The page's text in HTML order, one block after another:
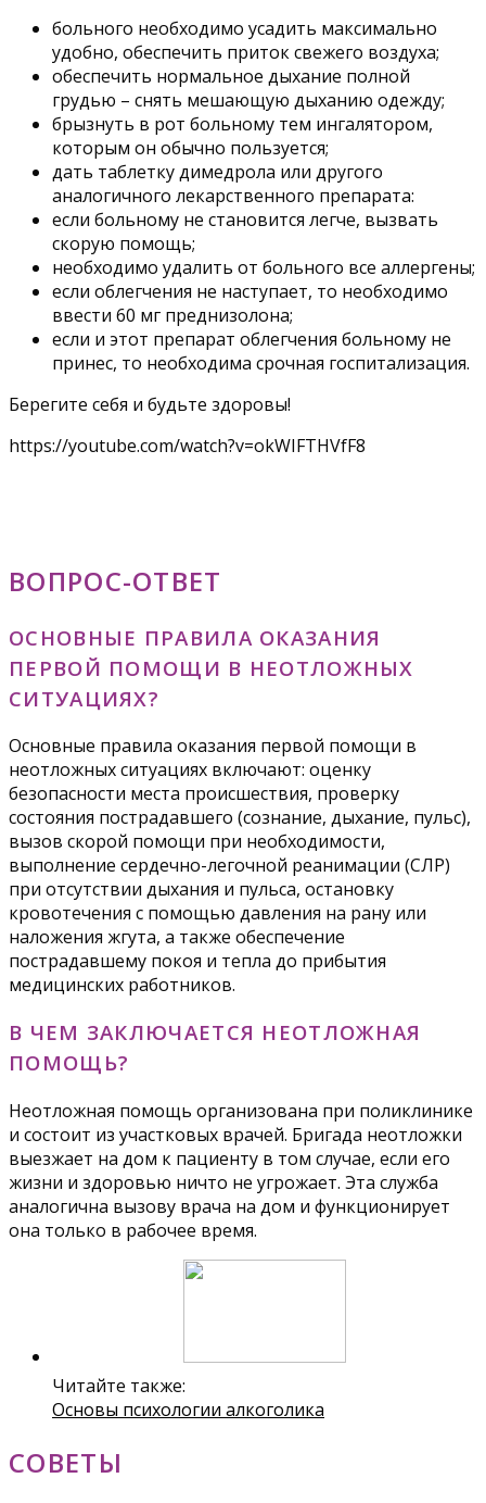
больного необходимо усадить максимально
удобно, обеспечить приток свежего воздуха;
обеспечить нормальное дыхание полной
грудью – снять мешающую дыханию одежду;
брызнуть в рот больному тем ингалятором,
которым он обычно пользуется;
дать таблетку димедрола или другого
аналогичного лекарственного препарата:
если больному не становится легче, вызвать
скорую помощь;
необходимо удалить от больного все аллергены;
если облегчения не наступает, то необходимо
ввести 60 мг преднизолона;
если и этот препарат облегчения больному не
принес, то необходима срочная госпитализация.
Берегите себя и будьте здоровы!
https://youtube.com/watch?v=okWIFTHVfF8
ВОПРОС-ОТВЕТ
ОСНОВНЫЕ ПРАВИЛА ОКАЗАНИЯ
ПЕРВОЙ ПОМОЩИ В НЕОТЛОЖНЫХ
СИТУАЦИЯХ?
Основные правила оказания первой помощи в
неотложных ситуациях включают: оценку
безопасности места происшествия, проверку
состояния пострадавшего (сознание, дыхание, пульс),
вызов скорой помощи при необходимости,
выполнение сердечно-легочной реанимации (СЛР)
при отсутствии дыхания и пульса, остановку
кровотечения с помощью давления на рану или
наложения жгута, а также обеспечение
пострадавшему покоя и тепла до прибытия
медицинских работников.
В ЧЕМ ЗАКЛЮЧАЕТСЯ НЕОТЛОЖНАЯ
ПОМОЩЬ?
Неотложная помощь организована при поликлинике
и состоит из участковых врачей. Бригада неотложки
выезжает на дом к пациенту в том случае, если его
жизни и здоровью ничто не угрожает. Эта служба
аналогична вызову врача на дом и функционирует
она только в рабочее время.
Читайте также:
Основы психологии алкоголика
СОВЕТЫ